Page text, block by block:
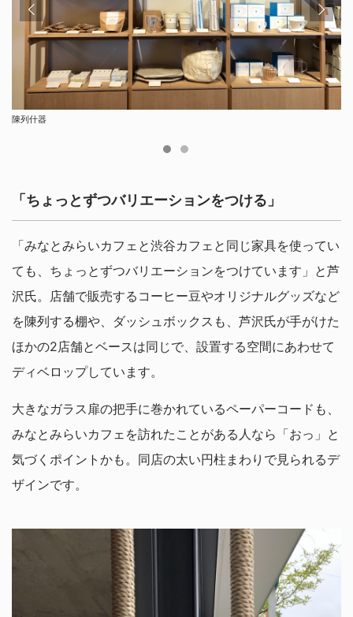
陳列什器
陳列什器（画面奥に既存の柱があるが、バックヤードとの取り合わせで露出を回避し
「ちょっとずつバリエーションをつける」
「みなとみらいカフェと渋谷カフェと同じ家具を使ってい
ても、ちょっとずつバリエーションをつけています」と芦
沢氏。店舗で販売するコーヒー豆やオリジナルグッズなど
を陳列する棚や、ダッシュボックスも、芦沢氏が手がけた
ほかの2店舗とベースは同じで、設置する空間にあわせて
ディベロップしています。
大きなガラス扉の把手に巻かれているペーパーコードも、
みなとみらいカフェを訪れたことがある人なら「おっ」と
気づくポイントかも。同店の太い円柱まわりで見られるデ
ザインです。